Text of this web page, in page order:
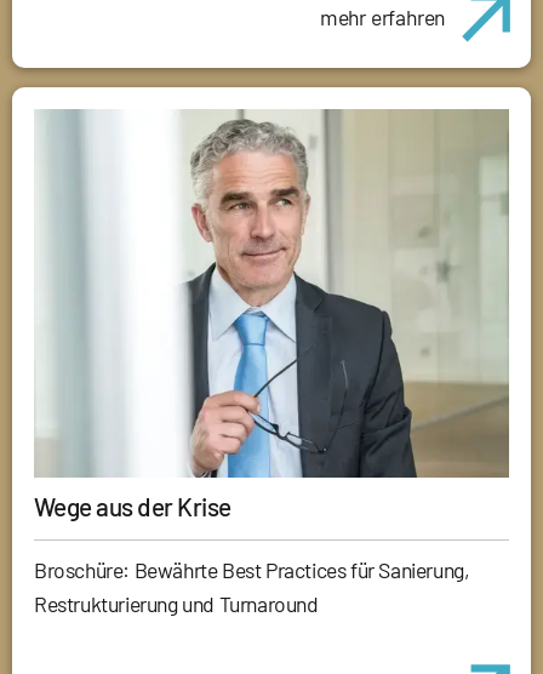
mehr erfahren
Wege aus der Krise
Broschüre: Bewährte Best Practices für Sanierung,
Restrukturierung und Turnaround